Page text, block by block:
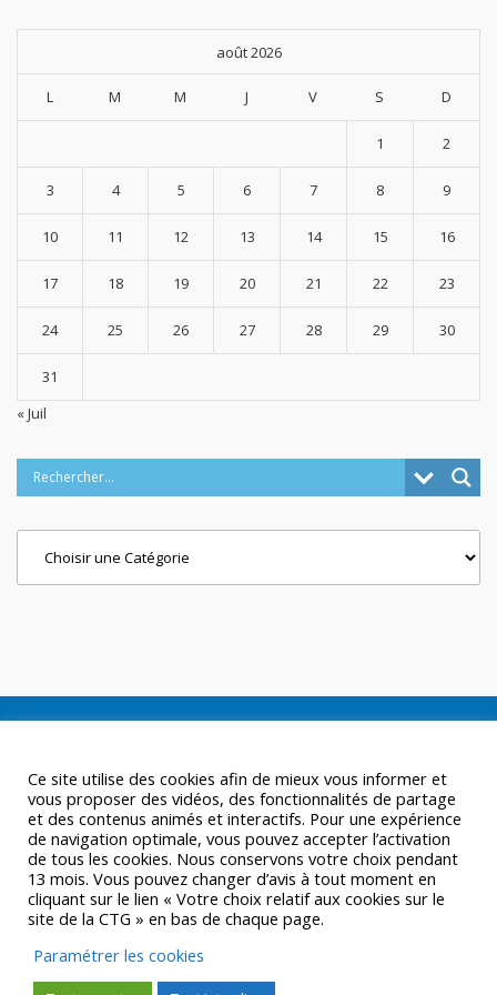
août 2026
L M M J V S D
1 2
3 4 5 6 7 8 9
10 11 12 13 14 15 16
17 18 19 20 21 22 23
24 25 26 27 28 29 30
31
« Juil
Ce site utilise des cookies afin de mieux vous informer et
vous proposer des vidéos, des fonctionnalités de partage
et des contenus animés et interactifs. Pour une expérience
de navigation optimale, vous pouvez accepter l’activation
de tous les cookies. Nous conservons votre choix pendant
13 mois. Vous pouvez changer d’avis à tout moment en
cliquant sur le lien « Votre choix relatif aux cookies sur le
site de la CTG » en bas de chaque page.
Paramétrer les cookies